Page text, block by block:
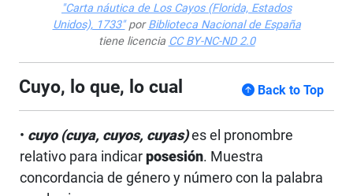
"Carta náutica de Los Cayos (Florida, Estados
Unidos), 1733" porBiblioteca Nacional de España
tiene licencia CC BY-NC-ND 2.0
Cuyo, lo que, lo cual Back to Top
• cuyo (cuya, cuyos, cuyas)es el pronombre
relativo para indicarposesión. Muestra
concordancia de género y número con la palabra